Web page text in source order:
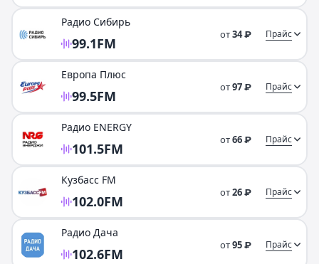
Радио Сибирь
99.1FM
от34₽ Прайс
Европа Плюс
99.5FM
от97₽ Прайс
Радио ENERGY
101.5FM
от66₽ Прайс
Кузбасс FM
102.0FM
от26₽ Прайс
Радио Дача
102.6FM
от95₽ Прайс